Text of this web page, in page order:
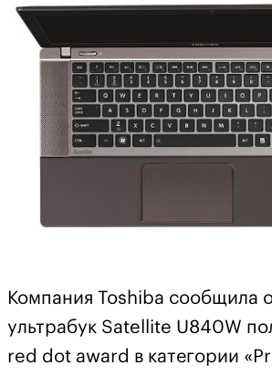
Компания Toshiba сообщила
ультрабук Satellite U840W
red dot award в категории